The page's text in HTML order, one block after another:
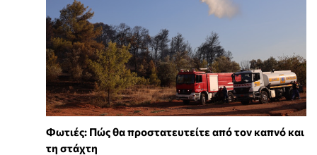
Φωτιές: Πώς θα προστατευτείτε από τον καπνό και
τη στάχτη